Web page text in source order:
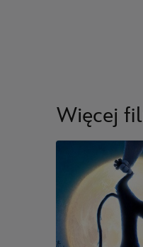
Więcej